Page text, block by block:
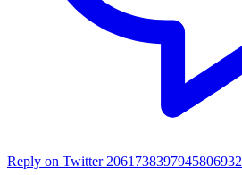
Reply on Twitter 2061738397945806932